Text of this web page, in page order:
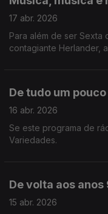
17 abr. 2026
Para além de ser Sexta
contagiante Herlander,
De tudo um pouco
16 abr. 2026
Se este programa de
Variedades.
De volta aos anos
15 abr. 2026